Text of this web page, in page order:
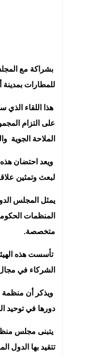
بشراكة مع
للمطارات بمدينة أكادير في الفترة
هذا اللقاء
على التزام
الملاحة الجوية
ويعد احتضان
لبعث وتمثين
يمثل المجلس
المنظمات
متخصصة.
الشركاء في
ويذكر أن منظمة
دورها في توحيد
يتبنى مجلس
تتقيد بها الدول